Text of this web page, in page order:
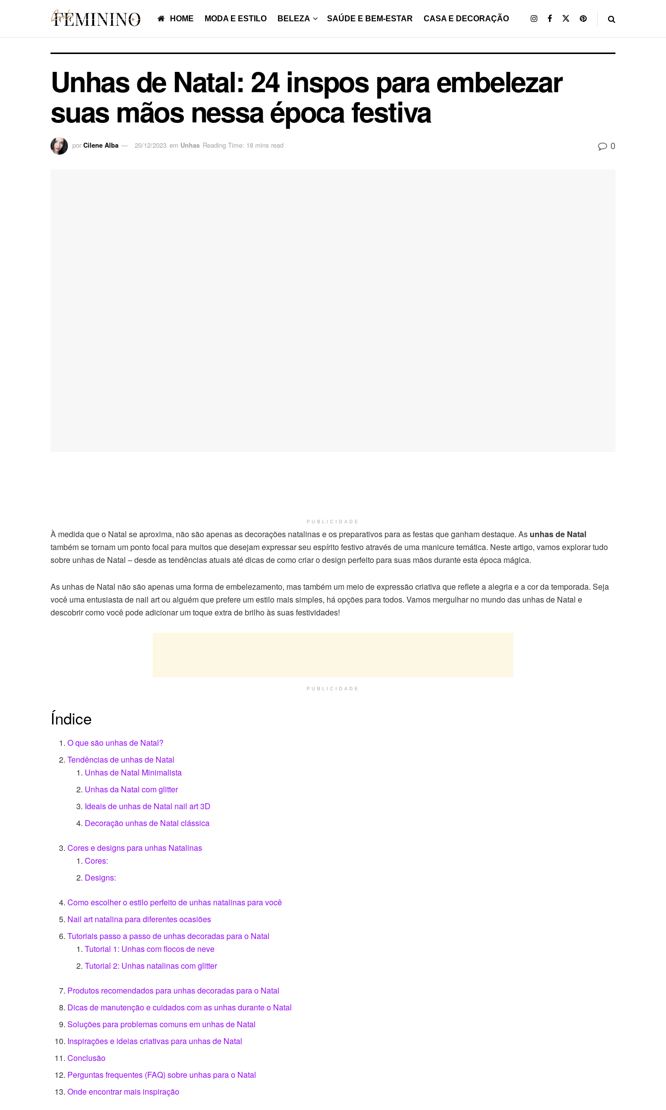
HOME MODA E ESTILO BELEZA SAÚDE E BEM-ESTAR CASA E DECORAÇÃO
Unhas de Natal: 24 inspos para embelezar
suas mãos nessa época festiva
por Cilene Alba 20/12/2023 em Unhas Reading Time: 18 mins read 0
PUBLICIDADE
À medida que o Natal se aproxima, não são apenas as decorações natalinas e os preparativos para as festas que ganham destaque. As unhas de Natal
também se tornam um ponto focal para muitos que desejam expressar seu espírito festivo através de uma manicure temática. Neste artigo, vamos explorar tudo
sobre unhas de Natal – desde as tendências atuais até dicas de como criar o design perfeito para suas mãos durante esta época mágica.
As unhas de Natal não são apenas uma forma de embelezamento, mas também um meio de expressão criativa que reflete a alegria e a cor da temporada. Seja
você uma entusiasta de nail art ou alguém que prefere um estilo mais simples, há opções para todos. Vamos mergulhar no mundo das unhas de Natal e
descobrir como você pode adicionar um toque extra de brilho às suas festividades!
PUBLICIDADE
Índice
O que são unhas de Natal?
Tendências de unhas de Natal
Unhas de Natal Minimalista
Unhas da Natal com glitter
Ideais de unhas de Natal nail art 3D
Decoração unhas de Natal clássica
Cores e designs para unhas Natalinas
Cores:
Designs:
Como escolher o estilo perfeito de unhas natalinas para você
Nail art natalina para diferentes ocasiões
Tutoriais passo a passo de unhas decoradas para o Natal
Tutorial 1: Unhas com flocos de neve
Tutorial 2: Unhas natalinas com glitter
Produtos recomendados para unhas decoradas para o Natal
Dicas de manutenção e cuidados com as unhas durante o Natal
Soluções para problemas comuns em unhas de Natal
Inspirações e ideias criativas para unhas de Natal
Conclusão
Perguntas frequentes (FAQ) sobre unhas para o Natal
Onde encontrar mais inspiração